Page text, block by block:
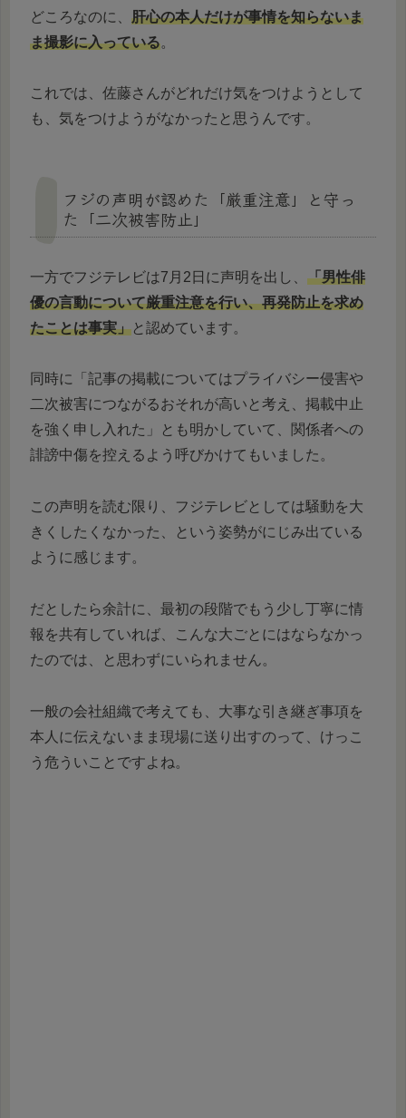
どころなのに、 肝心の本人だけが事情を知らないま
ま撮影に入っている。
これでは、佐藤さんがどれだけ気をつけようとして
も、気をつけようがなかったと思うんです。
フジの声明が認めた「厳重注意」と守っ
た「二次被害防止」
一方でフジテレビは7月2日に声明を出し、 「男性俳
優の言動について厳重注意を行い、再発防止を求め
たことは事実」と認めています。
同時に「記事の掲載についてはプライバシー侵害や
二次被害につながるおそれが高いと考え、掲載中止
を強く申し入れた」とも明かしていて、関係者への
誹謗中傷を控えるよう呼びかけてもいました。
この声明を読む限り、フジテレビとしては騒動を大
きくしたくなかった、という姿勢がにじみ出ている
ように感じます。
だとしたら余計に、最初の段階でもう少し丁寧に情
報を共有していれば、こんな大ごとにはならなかっ
たのでは、と思わずにいられません。
一般の会社組織で考えても、大事な引き継ぎ事項を
本人に伝えないまま現場に送り出すのって、けっこ
う危ういことですよね。